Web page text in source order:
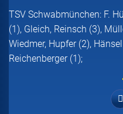
TSV Schwabmünchen: F.
(1), Gleich, Reinsch (3),
Wiedmer, Hupfer (2),
Reichenberger (1);